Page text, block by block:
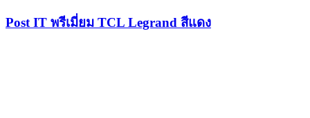
Post IT พรีเมี่ยม TCL Legrand สีแดง